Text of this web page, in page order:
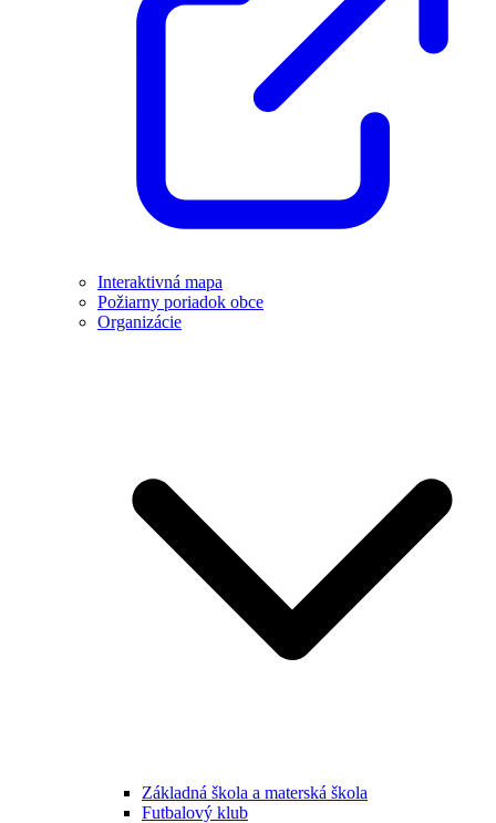
Interaktivná mapa
Požiarny poriadok obce
Organizácie
Základná škola a materská škola
Futbalový klub